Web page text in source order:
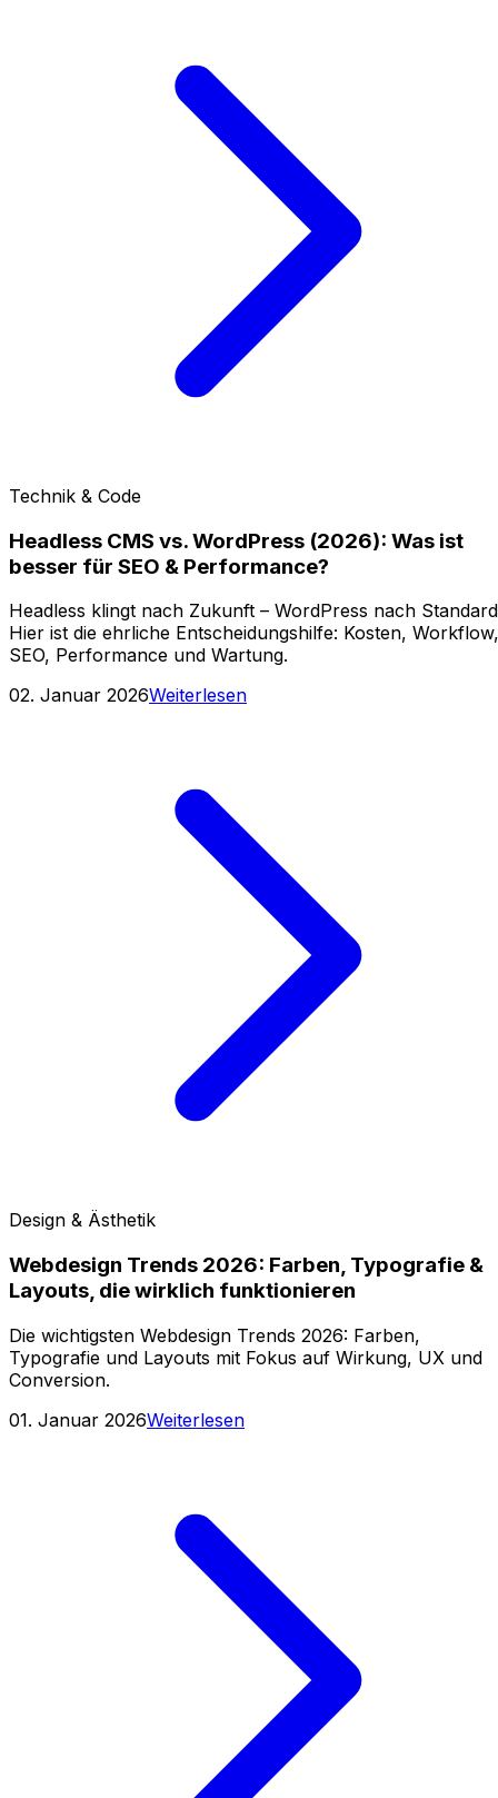
Technik & Code
Headless CMS vs. WordPress (2026): Was ist
besser für SEO & Performance?
Headless klingt nach Zukunft – WordPress nach
Hier ist die ehrliche Entscheidungshilfe: Kosten, Workflow,
SEO, Performance und Wartung.
02. Januar 2026Weiterlesen
Design & Ästhetik
Webdesign Trends 2026: Farben, Typografie &
Layouts, die wirklich funktionieren
Die wichtigsten Webdesign Trends 2026: Farben,
Typografie und Layouts mit Fokus auf Wirkung, UX und
Conversion.
01. Januar 2026Weiterlesen